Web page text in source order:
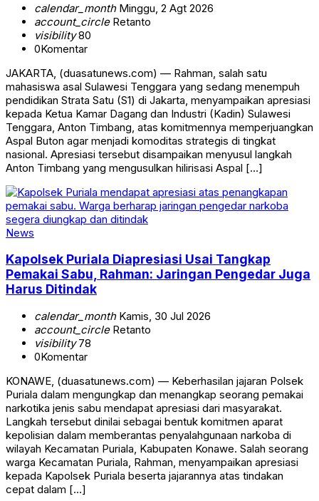
calendar_monthMinggu, 2 Agt 2026
account_circleRetanto
visibility80
0Komentar
JAKARTA, (duasatunews.com) — Rahman, salah satu
mahasiswa asal Sulawesi Tenggara yang sedang menempuh
pendidikan Strata Satu (S1) di Jakarta, menyampaikan apresiasi
kepada Ketua Kamar Dagang dan Industri (Kadin) Sulawesi
Tenggara, Anton Timbang, atas komitmennya memperjuangkan
Aspal Buton agar menjadi komoditas strategis di tingkat
nasional. Apresiasi tersebut disampaikan menyusul langkah
Anton Timbang yang mengusulkan hilirisasi Aspal […]
News
Kapolsek Puriala Diapresiasi Usai Tangkap
Pemakai Sabu, Rahman: Jaringan Pengedar Juga
Harus Ditindak
calendar_monthKamis, 30 Jul 2026
account_circleRetanto
visibility78
0Komentar
KONAWE, (duasatunews.com) — Keberhasilan jajaran Polsek
Puriala dalam mengungkap dan menangkap seorang pemakai
narkotika jenis sabu mendapat apresiasi dari masyarakat.
Langkah tersebut dinilai sebagai bentuk komitmen aparat
kepolisian dalam memberantas penyalahgunaan narkoba di
wilayah Kecamatan Puriala, Kabupaten Konawe. Salah seorang
warga Kecamatan Puriala, Rahman, menyampaikan apresiasi
kepada Kapolsek Puriala beserta jajarannya atas tindakan
cepat dalam […]